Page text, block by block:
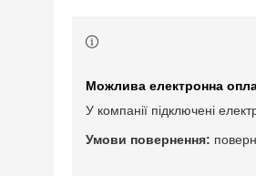
У компанії підключені